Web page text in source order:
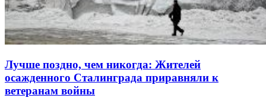
Лучше поздно, чем никогда: Жителей
осажденного Сталинграда приравняли к
ветеранам войны